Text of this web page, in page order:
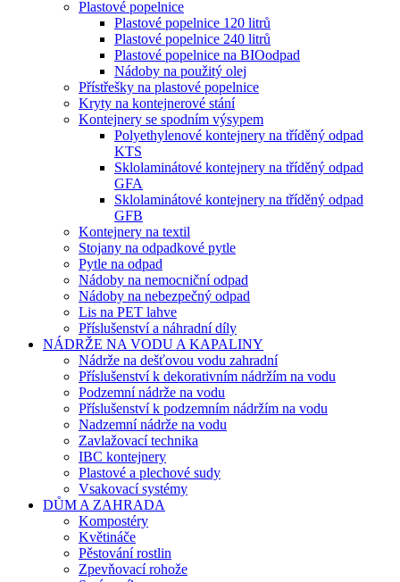
Plastové popelnice
Plastové popelnice 120 litrů
Plastové popelnice 240 litrů
Plastové popelnice na BIOodpad
Nádoby na použitý olej
Přístřešky na plastové popelnice
Kryty na kontejnerové stání
Kontejnery se spodním výsypem
Polyethylenové kontejnery na tříděný odpad
KTS
Sklolaminátové kontejnery na tříděný odpad
GFA
Sklolaminátové kontejnery na tříděný odpad
GFB
Kontejnery na textil
Stojany na odpadkové pytle
Pytle na odpad
Nádoby na nemocniční odpad
Nádoby na nebezpečný odpad
Lis na PET lahve
Příslušenství a náhradní díly
NÁDRŽE NA VODU A KAPALINY
Nádrže na dešťovou vodu zahradní
Příslušenství k dekorativním nádržím na vodu
Podzemní nádrže na vodu
Příslušenství k podzemním nádržím na vodu
Nadzemní nádrže na vodu
Zavlažovací technika
IBC kontejnery
Plastové a plechové sudy
Vsakovací systémy
DŮM A ZAHRADA
Kompostéry
Květináče
Pěstování rostlin
Zpevňovací rohože